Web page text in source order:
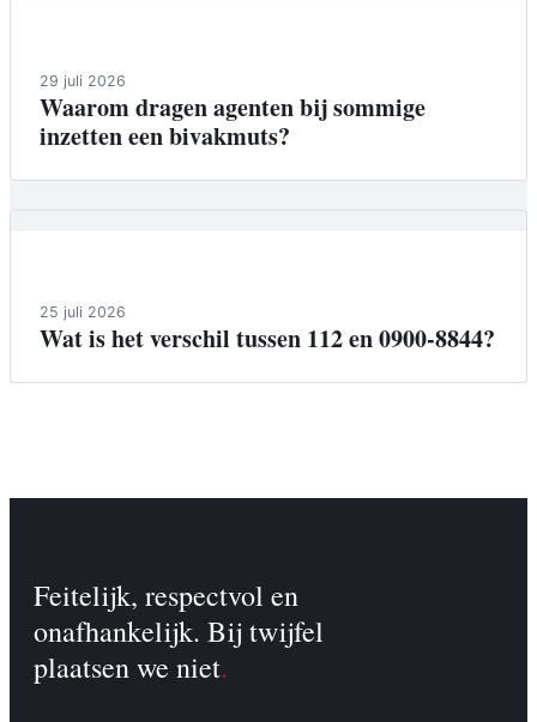
29 juli 2026
Waarom dragen agenten bij sommige
inzetten een bivakmuts?
25 juli 2026
Wat is het verschil tussen 112 en 0900-8844?
Feitelijk, respectvol en
onafhankelijk. Bij twijfel
plaatsen we niet.